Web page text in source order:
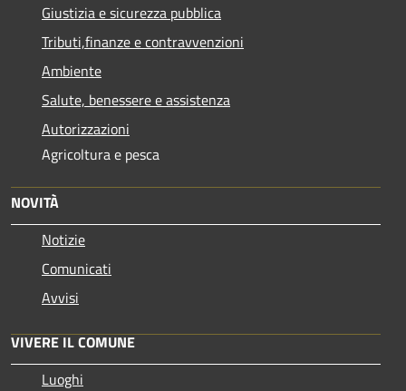
Giustizia e sicurezza pubblica
Tributi,finanze e contravvenzioni
Ambiente
Salute, benessere e assistenza
Autorizzazioni
Agricoltura e pesca
NOVITÀ
Notizie
Comunicati
Avvisi
VIVERE IL COMUNE
Luoghi